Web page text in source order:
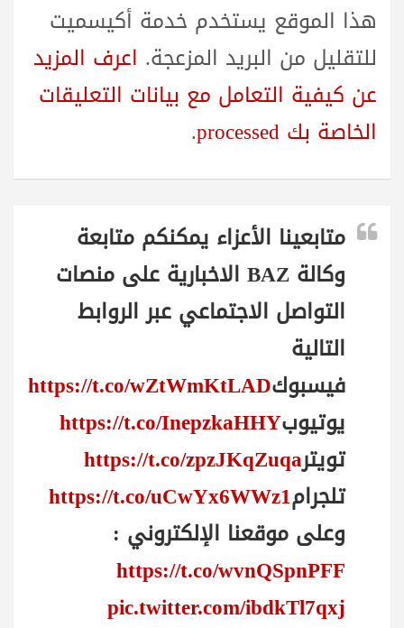
هذا الموقع يستخدم خدمة أكيسميت
للتقليل من البريد المزعجة. اعرف المزيد
عن كيفية التعامل مع بيانات التعليقات
الخاصة بك processed
.
متابعينا الأعزاء يمكنكم متابعة
وكالة BAZ الاخبارية على منصات
التواصل الاجتماعي عبر الروابط
التالية
فيسبوكhttps://t.co/wZtWmKtLAD
يوتيوبhttps://t.co/InepzkaHHY
تويترhttps://t.co/zpzJKqZuqa
تلجرامhttps://t.co/uCwYx6WWz1
وعلى موقعنا الإلكتروني :
https://t.co/wvnQSpnPFF
pic.twitter.com/ibdkTl7qxj